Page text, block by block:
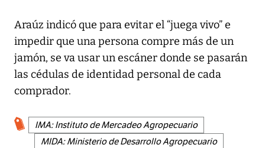
Araúz indicó que para evitar el “juega vivo” e
impedir que una persona compre más de un
jamón, se va usar un escáner donde se pasarán
las cédulas de identidad personal de cada
comprador.
IMA: Instituto de Mercadeo Agropecuario
MIDA: Ministerio de Desarrollo Agropecuario